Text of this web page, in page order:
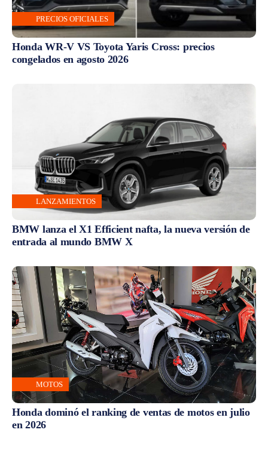
PRECIOS OFICIALES
Honda WR-V VS Toyota Yaris Cross: precios
congelados en agosto 2026
LANZAMIENTOS
BMW lanza el X1 Efficient nafta, la nueva versión de
entrada al mundo BMW X
MOTOS
Honda dominó el ranking de ventas de motos en julio
en 2026